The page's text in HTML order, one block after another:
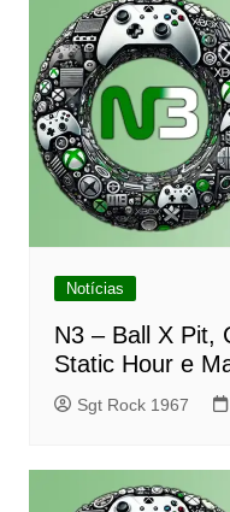
Notícias
N3 – Ball X Pit,
Static Hour e
Sgt Rock 1967